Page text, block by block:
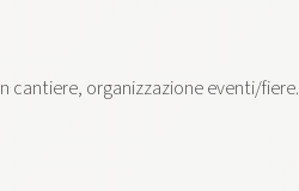
organizzazione eventi/fiere.